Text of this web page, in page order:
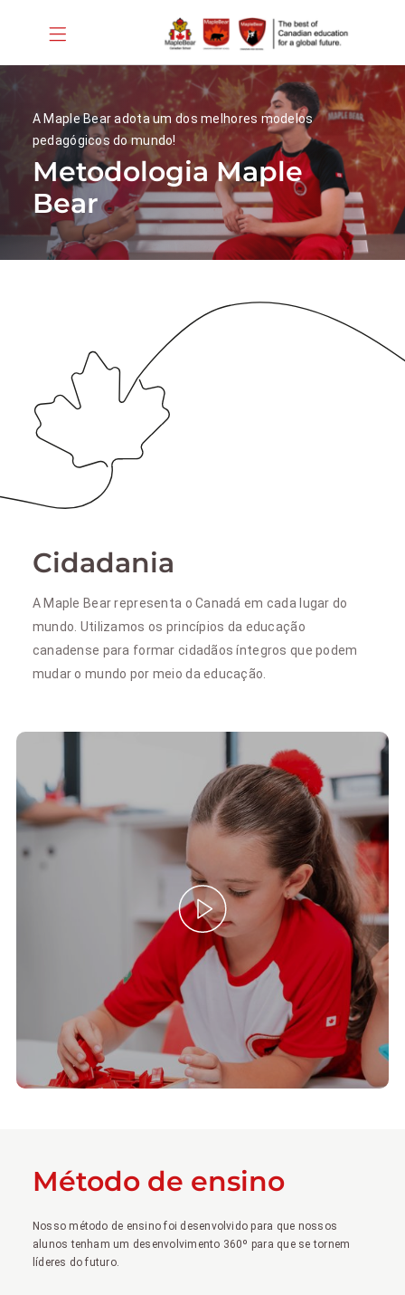
A Maple Bear adota um dos melhores modelos
pedagógicos do mundo!
Metodologia Maple
Bear
Cidadania
A Maple Bear representa o Canadá em cada lugar do
mundo. Utilizamos os princípios da educação
canadense para formar cidadãos íntegros que podem
mudar o mundo por meio da educação.
Método de ensino
Nosso método de ensino foi desenvolvido para que nossos
alunos tenham um desenvolvimento 360º para que se tornem
líderes do futuro.